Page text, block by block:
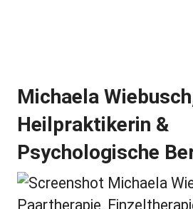
Michaela
Heilpraktikerin &
Psychologische